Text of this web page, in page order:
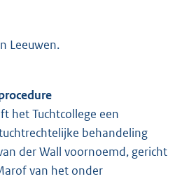
Leeuwen.
het Tuchtcollege een
behandeling
der Wall voornoemd, gericht
van het onder